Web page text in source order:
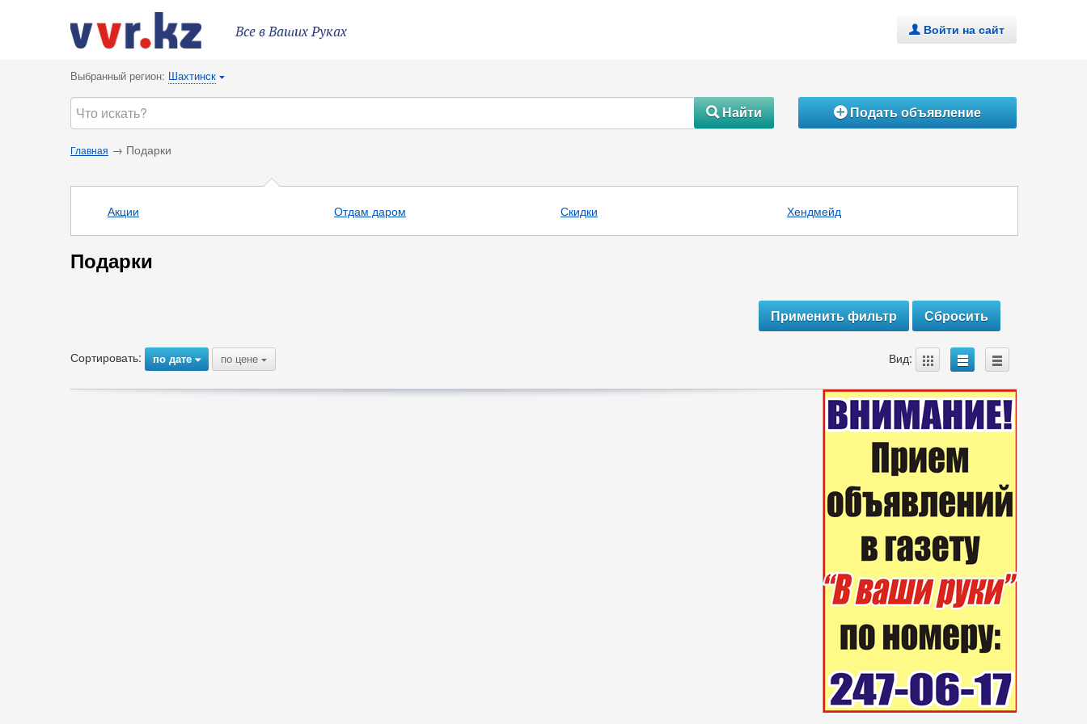
Все в Ваших Руках . Войти на сайт
Выбранный регион: Шахтинск {
#Найти ÁПодать объявление
Главная → Подарки
Акции Отдам даром Скидки Хендмейд
Подарки
Сортировать: по дате{ по цене { Вид: A B C